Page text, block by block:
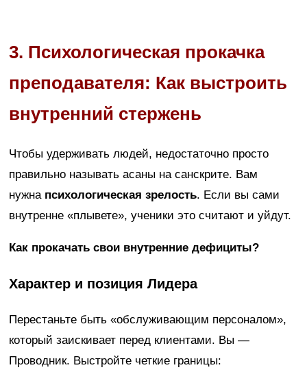
3. Психологическая прокачка
преподавателя: Как выстроить
внутренний стержень
Чтобы удерживать людей, недостаточно просто
правильно называть асаны на санскрите. Вам
нужна психологическая зрелость. Если вы сами
внутренне «плывете», ученики это считают и уйдут.
Как прокачать свои внутренние дефициты?
Характер и позиция Лидера
Перестаньте быть «обслуживающим персоналом»,
который заискивает перед клиентами. Вы —
Проводник. Выстройте четкие границы: